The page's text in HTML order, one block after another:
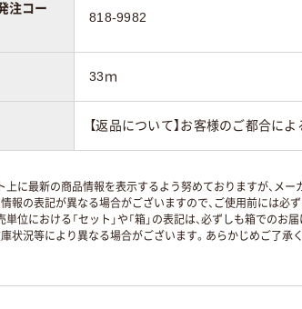
注コー
818-9982
33ｍ
【返品について】お客様のご都合に
上に最新の商品情報を表示するよう努めておりますが、メー
報の表記が異なる場合がございますので、ご使用前には必
単位における「セット」や「箱」の表記は、必ずしも箱でのお
状況等により異なる場合がございます。あらかじめご了承く